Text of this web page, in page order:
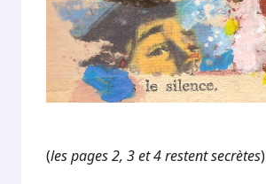
(les pages 2, 3 et 4 restent secrètes)